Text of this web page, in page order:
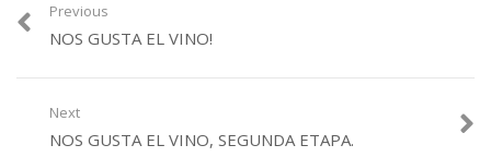
Previous
NOS GUSTA EL VINO!
Next
NOS GUSTA EL VINO, SEGUNDA ETAPA.